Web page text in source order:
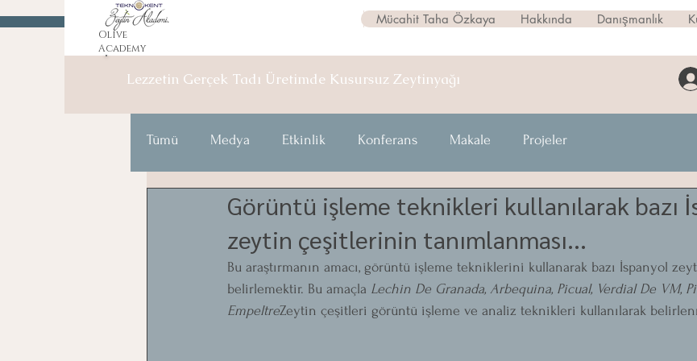
Olive
Academy
Mücahit Taha Özkaya Hakkında Danışmanlık
Lezzetin Gerçek Tadı Üretimde Kusursuz Zeytinyağı
Tümü Medya Etkinlik Konferans Makale Projeler
Görüntü işleme teknikleri kullanılarak bazı
zeytin çeşitlerinin tanımlanması...
Bu araştırmanın amacı, görüntü işleme tekniklerini kullanarak bazı İspanyol
belirlemektir. Bu amaçla Lechin De Granada, Arbequina, Picual, Verdial De VM,
EmpeltreZeytin çeşitleri görüntü işleme ve analiz teknikleri kullanılarak